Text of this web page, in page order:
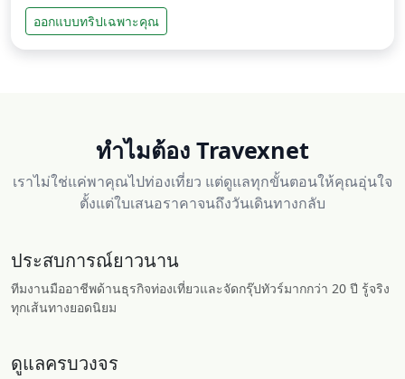
ออกแบบทริปเฉพาะคุณ
ทำไมต้อง Travexnet
เราไม่ใช่แค่พาคุณไปท่องเที่ยว แต่ดูแลทุกขั้นตอนให้คุณอุ่นใจ
ตั้งแต่ใบเสนอราคาจนถึงวันเดินทางกลับ
ประสบการณ์ยาวนาน
ทีมงานมืออาชีพด้านธุรกิจท่องเที่ยวและจัดกรุ๊ปทัวร์มากกว่า 20 ปี รู้จริง
ทุกเส้นทางยอดนิยม
ดูแลครบวงจร